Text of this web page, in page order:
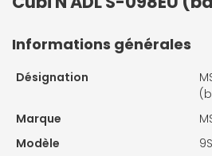
Informations générales
Désignation
Marque
Modèle